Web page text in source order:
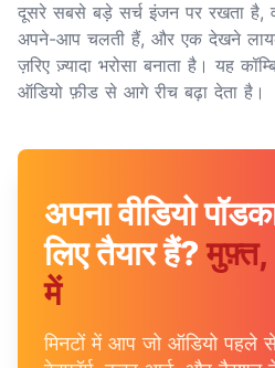
दूसरे सबसे बड़े सर्च इंजन पर रखता है,
अपने-आप चलती हैं, और एक देखने
ज़रिए ज़्यादा भरोसा बनाता है। यह
ऑडियो फ़ीड से आगे रीच बढ़ा देता है।
अपना वीडियो
लिए तैयार हैं?
में
मिनटों में आप जो ऑडियो पहले